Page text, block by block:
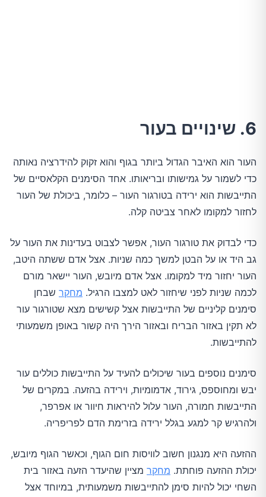
6. שינויים בעור
העור הוא האיבר הגדול ביותר בגוף והוא זקוק להידרציה נאותה
כדי לשמור על גמישותו ובריאותו. אחד הסימנים הקלאסיים של
התייבשות הוא ירידה בטורגור העור – כלומר, ביכולת של העור
לחזור למקומו לאחר צביטה קלה.
כדי לבדוק את טורגור העור, אפשר לצבוט בעדינות את העור על
גב היד או על הבטן למשך כמה שניות. אצל אדם ששתה היטב,
העור יחזור מיד למקומו. אצל אדם מיובש, העור יישאר מורם
לכמה שניות לפני שיחזור לאט למצבו הרגיל. מחקר שבחן
סימנים קליניים של התייבשות אצל קשישים מצא שטורגור עור
לא תקין באזור הבריח ובאזור הירך היה קשור באופן משמעותי
להתייבשות.
סימנים נוספים בעור שיכולים להעיד על התייבשות כוללים עור
יבש ומחוספס, גירוד, אדמומיות, וירידה בהזעה. במקרים של
התייבשות חמורה, העור עלול להיראות חיוור או אפרפר,
ולהרגיש קר למגע בגלל ירידה בזרימת הדם לפריפריה.
ההזעה היא מנגנון חשוב לוויסות חום הגוף, וכאשר הגוף מיובש,
יכולת ההזעה פוחתת. מחקר מציין שהיעדר הזעה באזור בית
השחי יכול להיות סימן להתייבשות משמעותית, במיוחד אצל